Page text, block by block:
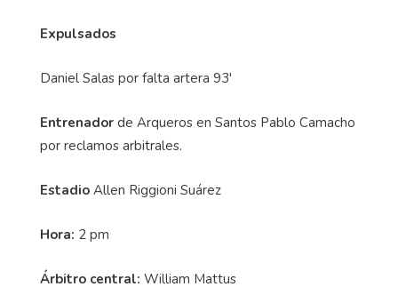
Expulsados
Daniel Salas por falta artera 93'
Entrenador de Arqueros en Santos Pablo Camacho
por reclamos arbitrales.
Estadio Allen Riggioni Suárez
Hora: 2 pm
Árbitro central: William Mattus